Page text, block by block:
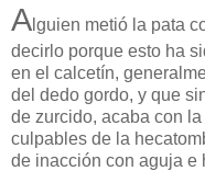
A lguien metió la pata
decirlo porque esto ha
en el calcetín,
del dedo gordo, y que
de zurcido, acaba con
culpables de la
de inacción con aguja e